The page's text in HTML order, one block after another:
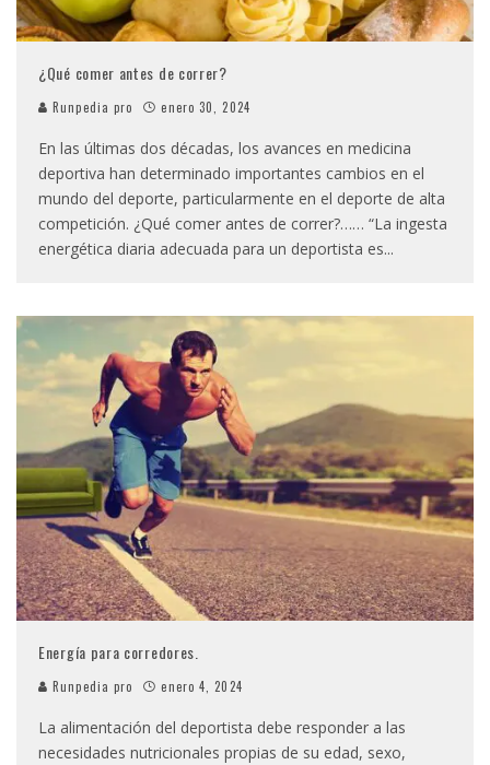
¿Qué comer antes de correr?
Runpedia pro enero 30, 2024
En las últimas dos décadas, los avances en medicina
deportiva han determinado importantes cambios en el
mundo del deporte, particularmente en el deporte de alta
competición. ¿Qué comer antes de correr?…… “La ingesta
energética diaria adecuada para un deportista es...
Energía para corredores.
Runpedia pro enero 4, 2024
La alimentación del deportista debe responder a las
necesidades nutricionales propias de su edad, sexo,